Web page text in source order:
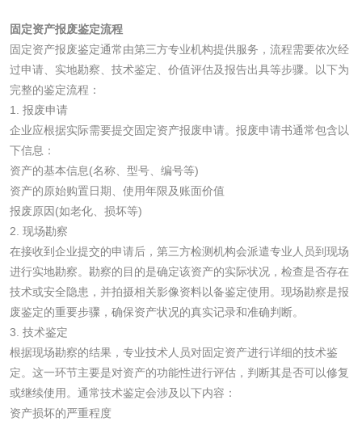
固定资产报废鉴定流程
固定资产报废鉴定通常由第三方专业机构提供服务，流程需要依次经
过申请、实地勘察、技术鉴定、价值评估及报告出具等步骤。以下为
完整的鉴定流程：
1. 报废申请
企业应根据实际需要提交固定资产报废申请。报废申请书通常包含以
下信息：
资产的基本信息(名称、型号、编号等)
资产的原始购置日期、使用年限及账面价值
报废原因(如老化、损坏等)
2. 现场勘察
在接收到企业提交的申请后，第三方检测机构会派遣专业人员到现场
进行实地勘察。勘察的目的是确定该资产的实际状况，检查是否存在
技术或安全隐患，并拍摄相关影像资料以备鉴定使用。现场勘察是报
废鉴定的重要步骤，确保资产状况的真实记录和准确判断。
3. 技术鉴定
根据现场勘察的结果，专业技术人员对固定资产进行详细的技术鉴
定。这一环节主要是对资产的功能性进行评估，判断其是否可以修复
或继续使用。通常技术鉴定会涉及以下内容：
资产损坏的严重程度
化工试剂
化工助剂检测 涂料助剂检测
化工原料检测
工业用氯化铵检测
颜料油墨
油墨检测 凹版油墨和柔印油
墨检测
陶瓷颜料检测
油墨成分分析